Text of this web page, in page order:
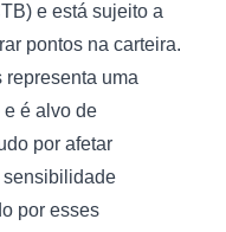
e está sujeito a
pontos na carteira.
representa uma
é alvo de
por afetar
sensibilidade
por esses